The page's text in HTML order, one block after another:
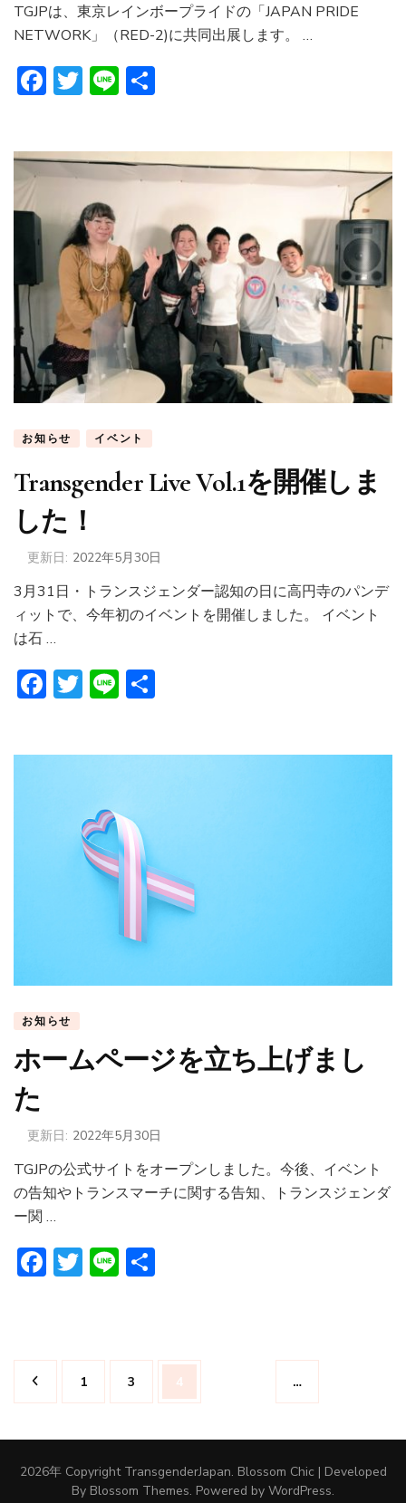
TGJPは、東京レインボープライドの「JAPAN PRIDE
NETWORK」（RED-2)に共同出展します。 …
Facebook
Twitter
Line
お知らせ イベント
Transgender Live Vol.1を開催しま
した！
更新日: 2022年5月30日
3月31日・トランスジェンダー認知の日に高円寺のパンデ
ィットで、今年初のイベントを開催しました。 イベント
は石 …
Facebook
Twitter
Line
お知らせ
ホームページを立ち上げまし
た
更新日: 2022年5月30日
TGJPの公式サイトをオープンしました。今後、イベント
の告知やトランスマーチに関する告知、トランスジェンダ
ー関 …
Facebook
Twitter
Line
投
ペ
ー
固
ペ
1 …
固
ペ
3 固
ペ
4
2026年 Copyright TransgenderJapan. Blossom Chic | Developed
By Blossom Themes. Powered by WordPress.